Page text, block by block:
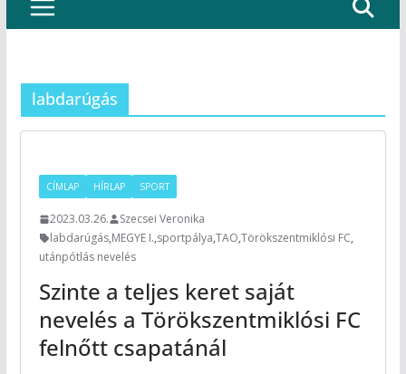
labdarúgás
CÍMLAP HÍRLAP SPORT
2023.03.26.
Szecsei Veronika
labdarúgás,MEGYE I.,sportpálya,TAO,Törökszentmiklósi FC,
utánpótlás nevelés
Szinte a teljes keret saját
nevelés a Törökszentmiklósi FC
felnőtt csapatánál